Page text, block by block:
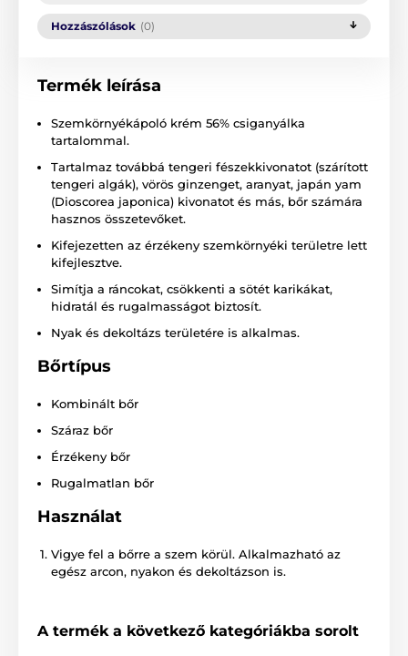
Hozzászólások (0)
Termék leírása
Szemkörnyékápoló krém 56% csiganyálka
tartalommal.
Tartalmaz továbbá tengeri fészekkivonatot (szárított
tengeri algák), vörös ginzenget, aranyat, japán yam
(Dioscorea japonica) kivonatot és más, bőr számára
hasznos összetevőket.
Kifejezetten az érzékeny szemkörnyéki területre lett
kifejlesztve.
Simítja a ráncokat, csökkenti a sötét karikákat,
hidratál és rugalmasságot biztosít.
Nyak és dekoltázs területére is alkalmas.
Bőrtípus
Kombinált bőr
Száraz bőr
Érzékeny bőr
Rugalmatlan bőr
Használat
Vigye fel a bőrre a szem körül. Alkalmazható az
egész arcon, nyakon és dekoltázson is.
A termék a következő kategóriákba sorolt